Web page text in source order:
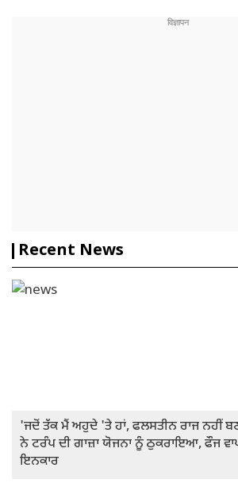
Recent News
'ਜਦੋਂ ਤੱਕ ਮੈਂ ਅਹੁਦੇ 'ਤੇ ਹਾਂ, ਫਲਸਤੀਨ ਰਾਜ ਨਹੀਂ
ਨੇ ਟਰੰਪ ਦੀ ਗਾਜ਼ਾ ਯੋਜਨਾ ਨੂੰ ਠੁਕਰਾਇਆ, ਫੌਜ
ਇਨਕਾਰ